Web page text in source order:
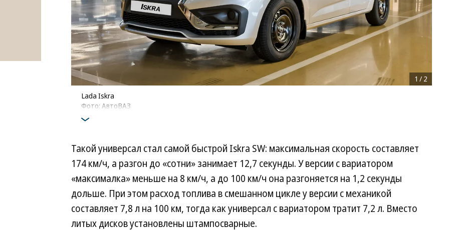
Lada Iskra
Фото: АвтоВАЗ
1 / 2
Такой универсал стал самой быстрой Iskra SW: максимальная скорость составляет
174 км/ч, а разгон до «сотни» занимает 12,7 секунды. У версии с вариатором
«максималка» меньше на 8 км/ч, а до 100 км/ч она разгоняется на 1,2 секунды
дольше. При этом расход топлива в смешанном цикле у версии с механикой
составляет 7,8 л на 100 км, тогда как универсал с вариатором тратит 7,2 л. Вместо
литых дисков установлены штампосварные.